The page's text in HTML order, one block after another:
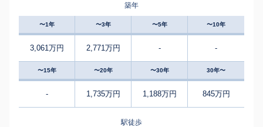
築年
〜1年 〜3年 〜5年 〜10年
3,061万円 2,771万円 - -
〜15年 〜20年 〜30年 30年〜
- 1,735万円 1,188万円 845万円
駅徒歩